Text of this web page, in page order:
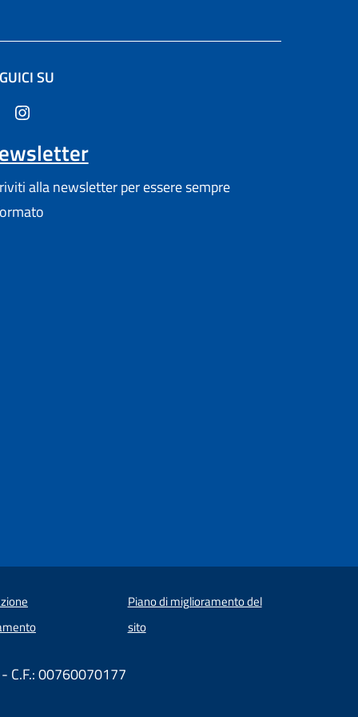
scheda).
SU
alla newsletter per essere sempre
Piano di miglioramento del
sito
C.F.: 00760070177